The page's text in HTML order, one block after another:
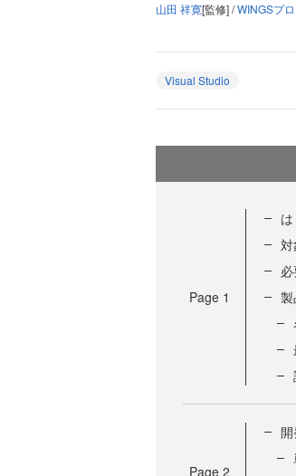
山田 祥寛[監修] /WINGSプ
Visual Studio
Page 1
Page 2